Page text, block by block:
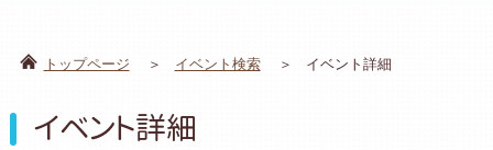
トップページ イベント検索 イベント詳細
イベント詳細